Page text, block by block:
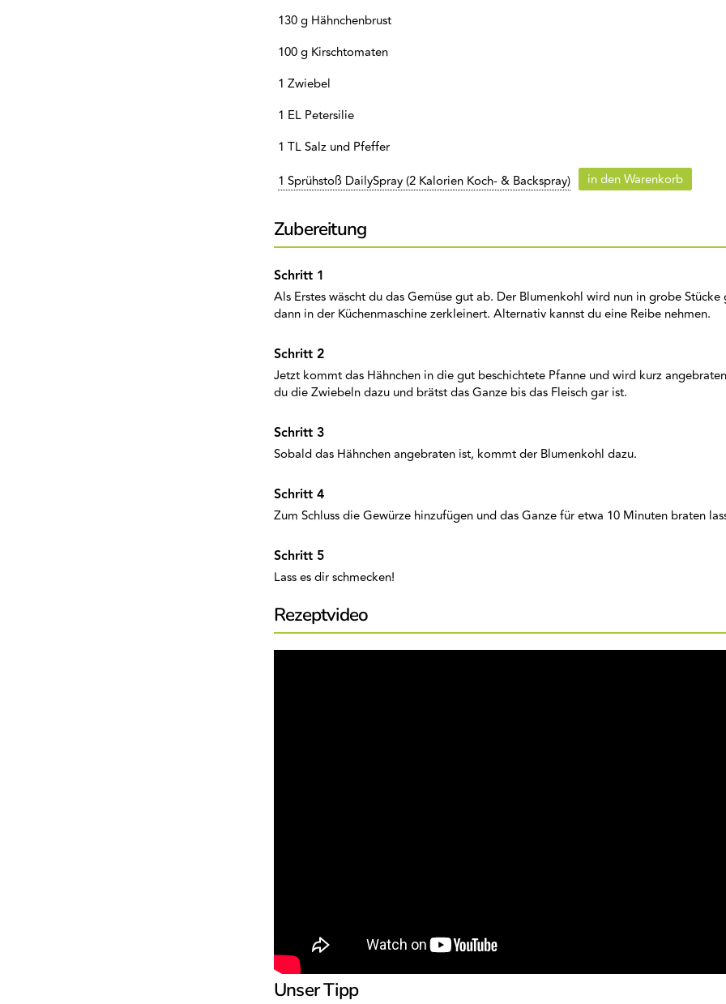
130 g Hähnchenbrust
100 g Kirschtomaten
1 Zwiebel
1 EL Petersilie
1 TL Salz und Pfeffer
1 Sprühstoß DailySpray (2 Kalorien Koch- & Backspray)
in den Warenkorb
Zubereitung
Als Erstes wäscht du das Gemüse gut ab. Der Blumenkohl wird nun in grobe Stücke
dann in der Küchenmaschine zerkleinert. Alternativ kannst du eine Reibe nehmen.
Jetzt kommt das Hähnchen in die gut beschichtete Pfanne und wird kurz
du die Zwiebeln dazu und brätst das Ganze bis das Fleisch gar ist.
Sobald das Hähnchen angebraten ist, kommt der Blumenkohl dazu.
Zum Schluss die Gewürze hinzufügen und das Ganze für etwa 10 Minuten braten
Lass es dir schmecken!
Rezeptvideo
Unser Tipp